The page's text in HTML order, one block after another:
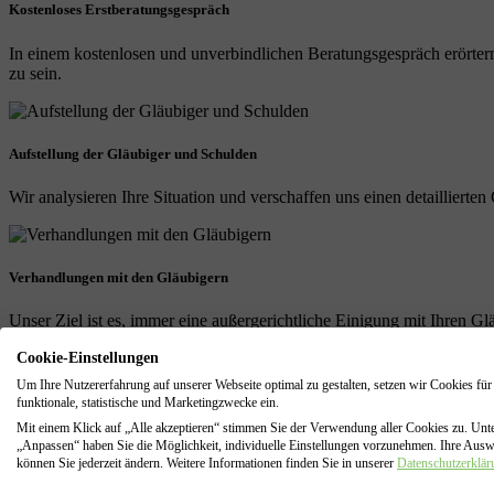
Kostenloses Erstberatungsgespräch
In einem kostenlosen und unverbindlichen Beratungsgespräch
zu sein.
Aufstellung der Gläubiger und Schulden
Wir analysieren Ihre Situation und verschaffen uns einen
Verhandlungen mit den Gläubigern
Unser Ziel ist es, immer eine außergerichtliche Einigung mit Ihren
Regel- oder Verbraucherinsolvenz
Falls eine außergerichtliche Einigung nicht möglich sein sollte
Cookie-Einstellungen
Um Ihre Nutzererfahrung auf unserer Webseite optimal zu gestalten, setzen wir Cookies für
funktionale, statistische und Marketingzwecke ein.
Mit einem Klick auf „Alle akzeptieren“ stimmen Sie der Verwendung aller Cookies zu.
„Anpassen“ haben Sie die Möglichkeit, individuelle Einstellungen vorzunehmen. Ihre
können Sie jederzeit ändern. Weitere Informationen finden Sie in unserer